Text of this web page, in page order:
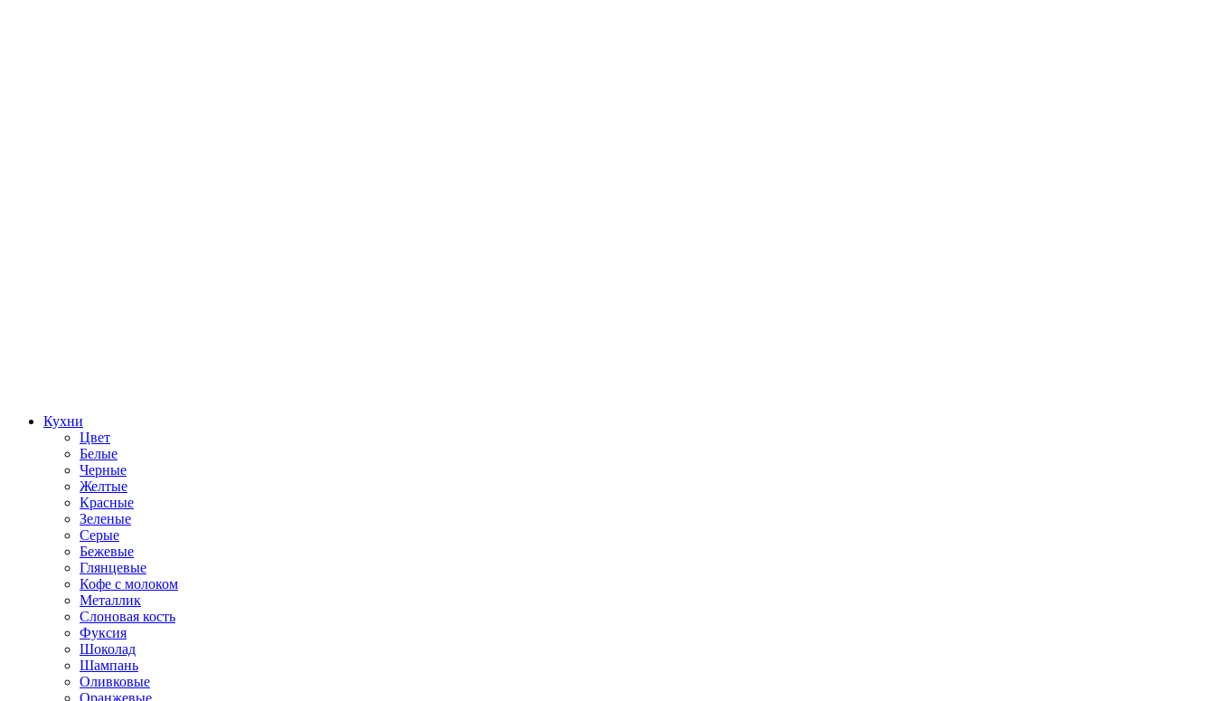
Кухни
Цвет
Белые
Черные
Желтые
Красные
Зеленые
Серые
Бежевые
Глянцевые
Кофе с молоком
Металлик
Слоновая кость
Фуксия
Шоколад
Шампань
Оливковые
Оранжевые